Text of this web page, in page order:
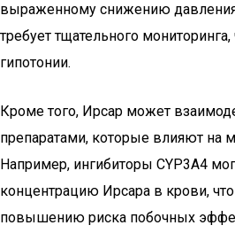
выраженному снижению
требует тщательного
гипотонии.
Кроме того, Ирсар может
препаратами, которые влияют на
Например, ингибиторы CYP3A4
концентрацию Ирсара в крови,
повышению риска побочных